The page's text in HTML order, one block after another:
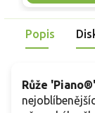
6–8 cm, jejichž
dekorativní
meruňkových
je sladká, lehce
svatební
Popis
Růže 'Piano®'